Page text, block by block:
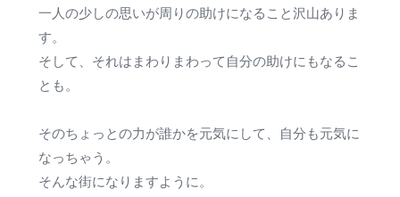
一人の少しの思いが周りの助けになること沢山ありま
す。
そして、それはまわりまわって自分の助けにもなるこ
とも。
そのちょっとの力が誰かを元気にして、自分も元気に
なっちゃう。
そんな街になりますように。